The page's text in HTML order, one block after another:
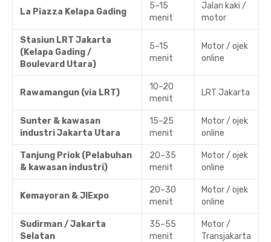
La Piazza Kelapa Gading
5–15
menit
Jalan kaki /
motor
Stasiun LRT Jakarta
(Kelapa Gading /
Boulevard Utara)
5–15
menit
Motor / ojek
online
Rawamangun (via LRT)
10–20
menit
LRT Jakarta
Sunter & kawasan
industri Jakarta Utara
15–25
menit
Motor / ojek
online
Tanjung Priok (Pelabuhan
& kawasan industri)
20–35
menit
Motor / ojek
online
Kemayoran & JIExpo
20–30
menit
Motor / ojek
online
Sudirman / Jakarta
Selatan
35–55
menit
Motor /
Transjakarta